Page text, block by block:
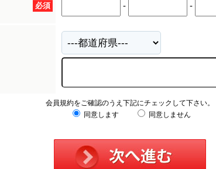
必須 - -
会員規約をご確認のうえ下記にチェックして下さい。
同意します
同意しません